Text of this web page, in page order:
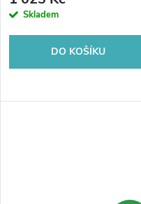
Skladem
DO KOŠÍKU